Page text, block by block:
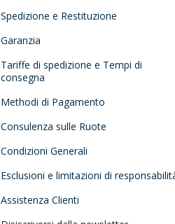
Spedizione e Restituzione
Garanzia
Tariffe di spedizione e Tempi di
consegna
Methodi di Pagamento
Consulenza sulle Ruote
Condizioni Generali
Esclusioni e limitazioni di
Assistenza Clienti